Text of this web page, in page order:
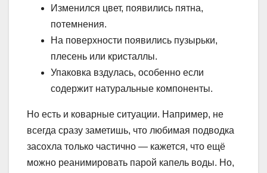
Изменился цвет, появились пятна,
потемнения.
На поверхности появились пузырьки,
плесень или кристаллы.
Упаковка вздулась, особенно если
содержит натуральные компоненты.
Но есть и коварные ситуации. Например, не
всегда сразу заметишь, что любимая подводка
засохла только частично — кажется, что ещё
можно реанимировать парой капель воды. Но,